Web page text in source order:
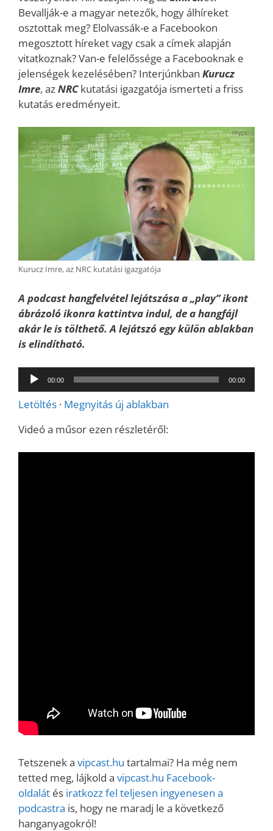
Bevallják-e a magyar netezők, hogy álhíreket
osztottak meg? Elolvassák-e a Facebookon
megosztott híreket vagy csak a címek alapján
vitatkoznak? Van-e felelőssége a Facebooknak e
jelenségek kezelésében? Interjúnkban Kurucz
Imre, azNRCkutatási igazgatója ismerteti a friss
kutatás eredményeit.
Kurucz Imre, az NRC kutatási igazgatója
A podcast hangfelvétel lejátszása a „play” ikont
ábrázoló ikonra kattintva indul, de a hangfájl
akár le is tölthető. A lejátszó egy külön ablakban
is elindítható.
Audió
lejátszó
00:00 00:00
Letöltés · Megnyitás új ablakban
Videó a műsor ezen részletéről:
Tetszenek a vipcast.hu tartalmai? Ha még nem
tetted meg, lájkold a vipcast.hu Facebook-
oldalát és iratkozz fel teljesen ingyenesen a
podcastra is, hogy ne maradj le a következő
hanganyagokról!